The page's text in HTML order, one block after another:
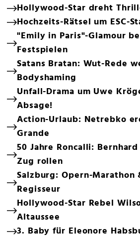
Hollywood-Star dreht
Hochzeits-Rätsel um ESC-
"Emily in Paris"-Glamour
Festspielen
Satans Bratan: Wut-Rede
Bodyshaming
Unfall-Drama um Uwe
Absage!
Action-Urlaub: Netrebko
Grande
50 Jahre Roncalli:
Zug rollen
Salzburg: Opern-Marathon
Regisseur
Hollywood-Star Rebel
Altaussee
3. Baby für Eleonore